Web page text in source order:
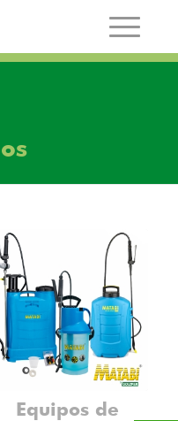
Equipos de